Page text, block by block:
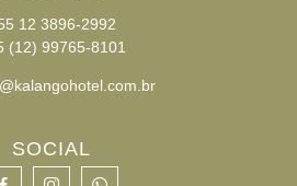
12 3896-2992
(12) 99765-8101
SOCIAL